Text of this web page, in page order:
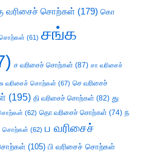
வரிசைச் சொற்கள் (179) கொ
சொற்கள் (61) சங்க
ச வரிசைச் சொற்கள் (87) சா வரிசைச்
சு வரிசைச் சொற்கள் (67) செ வரிசைச்
(195) தி வரிசைச் சொற்கள் (82) து
(62) தொ வரிசைச் சொற்கள் (74) ந
சொற்கள் (62) ப வரிசைச்
(105) பி வரிசைச் சொற்கள்